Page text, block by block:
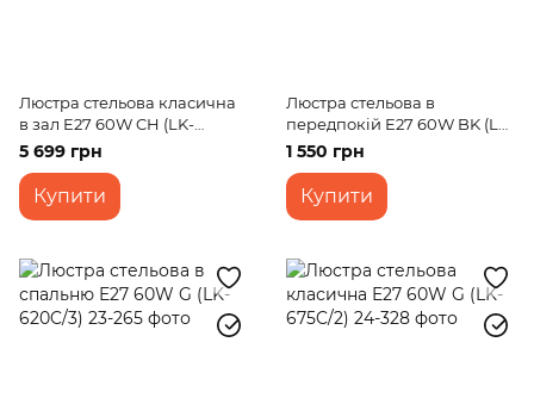
Люстра стельова класична
в зал E27 60W CH (LK-
539C/4)
5 699 грн
Купити
Люстра стельова в
передпокій E27 60W BK (LK-
713S/2)
1 550 грн
Купити